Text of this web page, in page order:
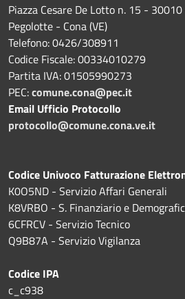
Piazza Cesare De Lotto n. 15 -
Pegolotte - Cona (VE)
Telefono: 0426/308911
Codice Fiscale: 00334010279
Partita IVA: 01505990273
PEC:comune.cona@pec.it
Email Ufficio Protocollo
protocollo@comune.cona.ve.it
Codice Univoco Fatturazione
K0O5ND - Servizio Affari Generali
K8VRBO - S. Finanziario e
6CFRCV - Servizio Tecnico
Q9B87A - Servizio Vigilanza
Codice IPA
c_c938